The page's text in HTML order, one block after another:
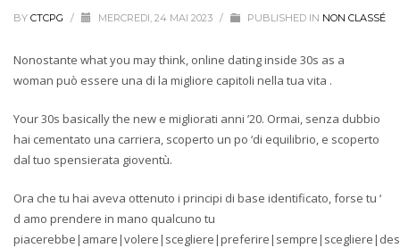
BY CTCPG / MERCREDI, 24 MAI 2023 / PUBLISHED IN NON CLASSÉ
Nonostante what you may think, online dating inside 30s as a
woman può essere una di la migliore capitoli nella tua vita .
Your 30s basically the new e migliorati anni ’20. Ormai, senza dubbio
hai cementato una carriera, scoperto un po ‘di equilibrio, e scoperto
dal tuo spensierata gioventù.
Ora che tu hai aveva ottenuto i principi di base identificato, forse tu ‘
d amo prendere in mano qualcuno tu